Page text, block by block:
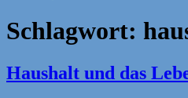
Schlagwort:
Haushalt und das